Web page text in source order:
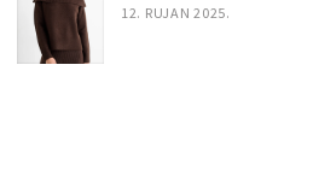
12. RUJAN 2025.